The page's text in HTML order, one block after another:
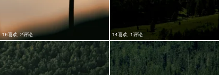
16喜欢 2评论 14喜欢 1评论